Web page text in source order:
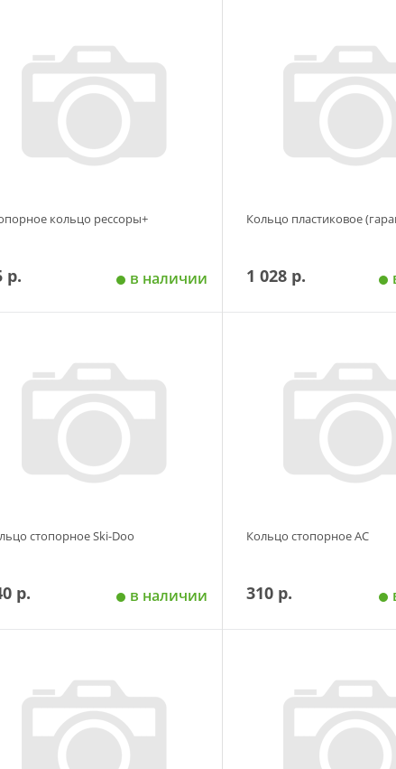
кольцо рессоры+
р. в наличии
Кольцо пластиковое
1 028 р.
стопорное Ski-Doo
р. в наличии
Кольцо стопорное АС
310 р.